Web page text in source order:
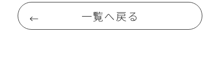
一覧へ戻る